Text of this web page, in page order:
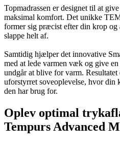
Topmadrassen er designet til at
maksimal komfort. Det unikke
former sig præcist efter din krop og
slappe helt af.
Samtidig hjælper det innovative
med at lede varmen væk og give
undgår at blive for varm.
uforstyrret soveoplevelse, hvor din
den har brug for.
Oplev optimal
Tempurs Advanced